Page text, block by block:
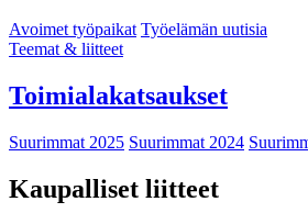
Avoimet työpaikat Työelämän uutisia
Teemat & liitteet
Toimialakatsaukset
Suurimmat 2025 Suurimmat 2024
Kaupalliset liitteet